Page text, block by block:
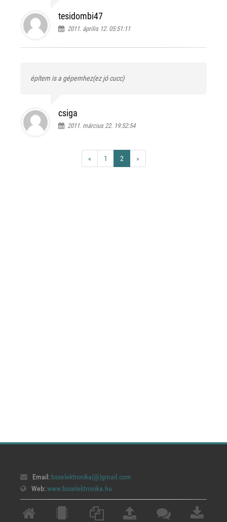
tesidombi47
2011. április 12. 05:51:11
építem is a gépemhez(ez jó cucc)
csiga
2011. március 22. 19:52:54
« 1 2 »
Email: bsselektronika(@)gmail.com
Web:www.bsselektronika.hu